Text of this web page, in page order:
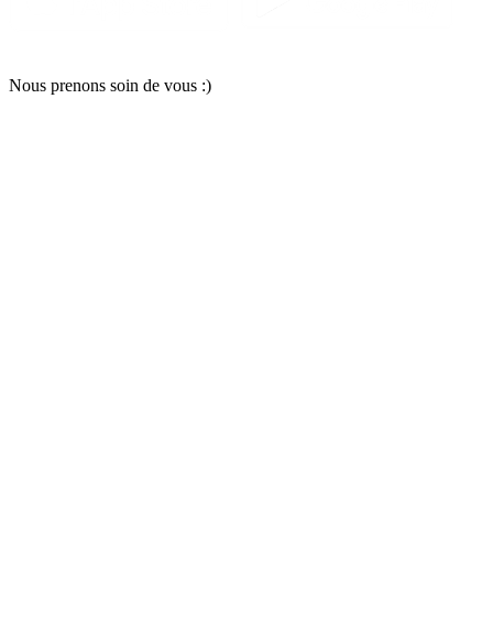
Nous prenons soin de vous :)